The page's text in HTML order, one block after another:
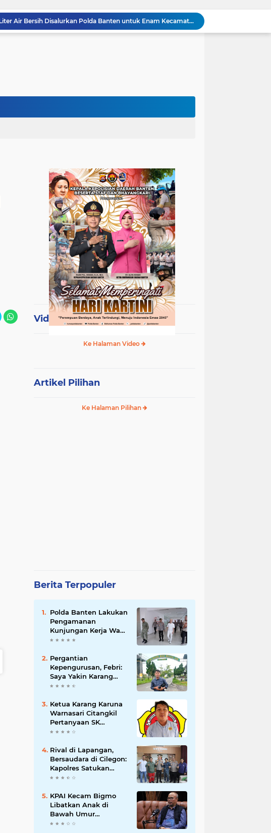
502 Ribu Liter Air Bersih Disalurkan Polda Banten untuk Enam Kecamatan di Kabupaten Serang
Melalui Talkshow RRI Banten, Polda Banten Edukasi Masyarakat tentang Bahaya Karhutla dan Konsekuensi Hukum Pembakaran Lahan
Bhabinkamtibmas Polsek Puloampel Sambang Warganya, Himbau Bahaya Bakar Sampah dan Sosialisasikan Layanan 110
Video Terpopuler
Ke Halaman Video
Artikel Pilihan
Ke Halaman Pilihan
Berita Terpopuler
Polda Banten Lakukan
Pengamanan
Kunjungan Kerja Wakil
Presiden RI
Pergantian
Kepengurusan, Febri:
Saya Yakin Karang
Taruna Wanakarsa
Kepemimpinan Bung
Entus Jauh Membawa
Manfaat
Ketua Karang Karuna
Warnasari Citangkil
Pertanyaan SK
Karetaker dan Urgensi
Berduka
Rival di Lapangan,
Bersaudara di Cilegon:
Kapolres Satukan
Viking dan Jak Mania
Piala Presiden 2026
KPAI Kecam Bigmo
Libatkan Anak di
Bawah Umur
Promosikan Liquid